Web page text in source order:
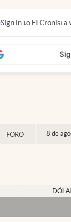
FORO 8 de
$
Sign in to El Cronista